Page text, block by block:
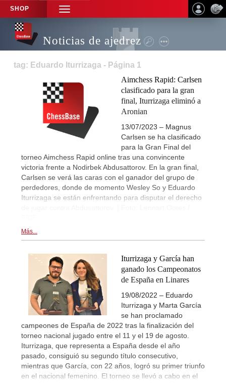
SHOP
TOGGLE
NAVIGATION
Noticias de ajedrez
tag: Eduardo Iturrizaga - Página 1
Aimchess Rapid: Carlsen
clasificado para la gran
final, Iturrizaga eliminó a
Aronian
13/07/2023 – Magnus
Carlsen se ha clasificado
para la Gran Final del
torneo Aimchess Rapid online tras una convincente
victoria frente a Nodirbek Abdusattorov. En la gran final,
Carlsen se verá las caras con el ganador del grupo de
perdedores, donde de momento Wesley So y Eduardo
Iturrizaga se están enfrentando para disputar el derecho
Más...
Iturrizaga y García han
ganado los Campeonatos
de España en Linares
19/08/2022 – Eduardo
Iturrizaga y Marta García
se han proclamado
campeones de España de 2022 tras la finalización del
torneo nacional jugado entre el 11 y el 19 de agosto.
Iturrizaga, que representa a España desde el año
pasado, consiguió su segundo título consecutivo,
mientras que García, con 22 años, logró su primer triunfo
en el nacional femenino. El torneo se llevó a cabo en el